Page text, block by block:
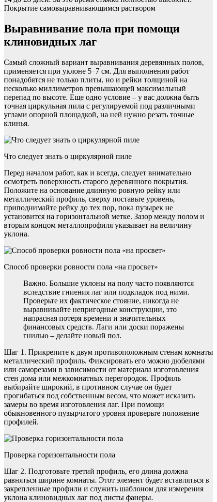
Покрытие самовыравнивающимся раствором
Выравнивание пола при помощи
клиновидных лаг
Самый сложный вариант выравнивания деревянных полов,
применяется при уклоне 5–7 см. Для выполнения работ
понадобятся не только плиты, но и рейки толщиной на
несколько миллиметров превышающей максимальный
перепад по высоте. Еще одно условие – у вас должна быть
точная циркульная пила с регулируемой под различными
углами опорной площадкой, на ней нужно резать точные
клинья.
Что следует знать о циркулярной пиле
Перед началом работ, как и всегда, следует внимательно
осмотреть поверхность старого деревянного покрытия.
Положите на основание длинную ровную рейку или
металлический профиль, сверху поставьте уровень,
приподнимайте рейку до тех пор, пока пузырек не
установится на горизонтальной метке. Зазор между полом и
вторым концом металлопрофиля указывает на величину
уклона.
Способ проверки ровности пола «на просвет»
Важно. Большие уклоны на полу часто появляются
вследствие гниения лаг или подкладок под ними.
Проверьте их фактическое стояние, никогда не
выравнивайте непригодные конструкции, это
напрасная потеря времени и значительных
финансовых средств. Лаги или доски поражены
гнилью – делайте новый пол.
Шаг 1. Прикрепите к двум противоположным стенам комнаты
металлический профиль. Фиксировать его можно дюбелями
или саморезами в зависимости от материала изготовления
стен дома или межкомнатных перегородок. Профиль
выбирайте широкий, в противном случае он будет
прогибаться под собственным весом, что может исказить
замеры во время изготовления лаг. При помощи
обыкновенного пузырчатого уровня проверьте положение
профилей.
Проверка горизонтальности пола
Шаг 2. Подготовьте третий профиль, его длина должна
равняться ширине комнаты. Этот элемент будет вставляться в
закрепленные профили и служить шаблоном для измерения
уклона клиновидных лаг под листы фанеры.